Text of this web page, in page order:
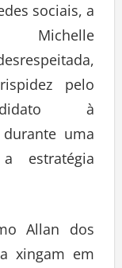
sociais, a
pelo
à
uma
estratégia
Allan dos
xingam em